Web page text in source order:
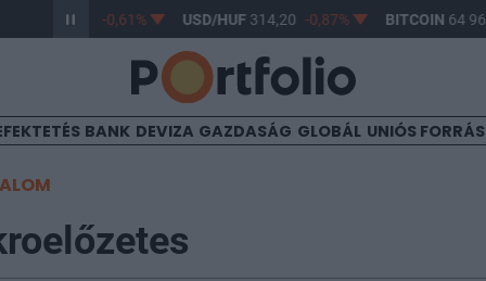
363,17 -0,61% USD/HUF 314,20 -0,87% BITCOIN64
BANK DEVIZA GAZDASÁG GLOBÁL UNIÓS